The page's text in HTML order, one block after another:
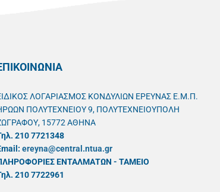
ΛΟΓΑΡΙΑΣΜΟΣ ΚΟΝΔΥΛΙΩΝ ΕΡΕΥΝΑΣ Ε.Μ.Π.
ΠΟΛΥΤΕΧΝΕΙΟΥ 9, ΠΟΛΥΤΕΧΝΕΙΟΥΠΟΛΗ
15772 ΑΘΗΝΑ
210 7721348
ereyna@central.ntua.gr
ΕΝΤΑΛΜΑΤΩΝ - ΤΑΜΕΙΟ
210 7722961